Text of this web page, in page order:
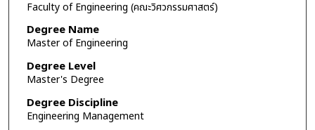
Faculty of Engineering (คณะวิศวกรรมศาสตร์)
Degree Name
Master of Engineering
Degree Level
Master's Degree
Degree Discipline
Engineering Management